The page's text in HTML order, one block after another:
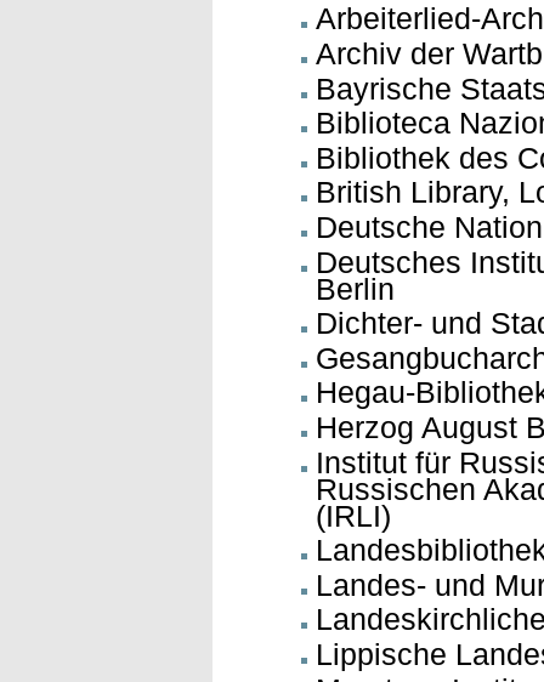
Arbeiterlied-
Archiv der
Bayrische
Biblioteca
Bibliothek des
British Library,
Deutsche
Deutsches
Berlin
Dichter- und
Hegau-
Herzog August
Institut für
Russischen
(IRLI)
Landes- und
Lippische